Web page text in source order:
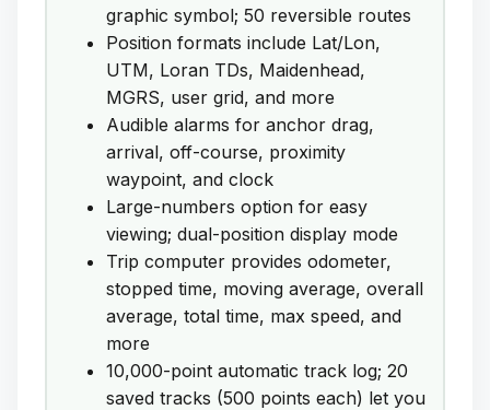
graphic symbol; 50 reversible routes
Position formats include Lat/Lon,
UTM, Loran TDs, Maidenhead,
MGRS, user grid, and more
Audible alarms for anchor drag,
arrival, off-course, proximity
waypoint, and clock
Large-numbers option for easy
viewing; dual-position display mode
Trip computer provides odometer,
stopped time, moving average, overall
average, total time, max speed, and
more
10,000-point automatic track log; 20
saved tracks (500 points each) let you